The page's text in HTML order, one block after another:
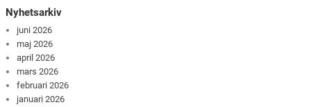
Nyhetsarkiv
juni 2026
maj 2026
april 2026
mars 2026
februari 2026
januari 2026